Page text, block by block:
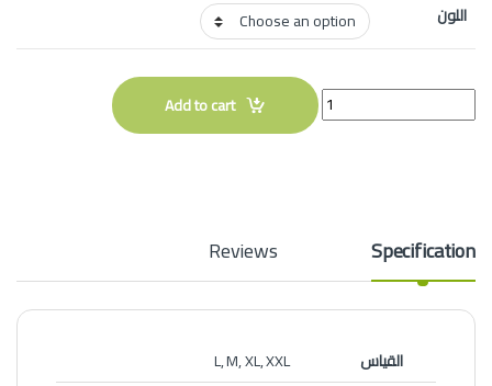
اللون
Quantity
Add to cart
Specification
Reviews
القياس
L, M, XL, XXL